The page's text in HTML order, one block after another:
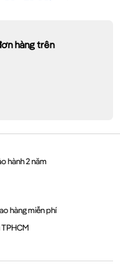
hàng trên
hành 2 năm
hàng miễn phí
TPHCM